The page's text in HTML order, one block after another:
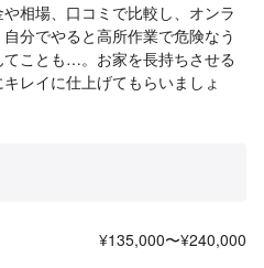
相場、口コミで比較し、オンラ
分でやると高所作業で危険なう
ことも…。お家を長持ちさせる
レイに仕上げてもらいましょ
¥135,000〜¥240,000